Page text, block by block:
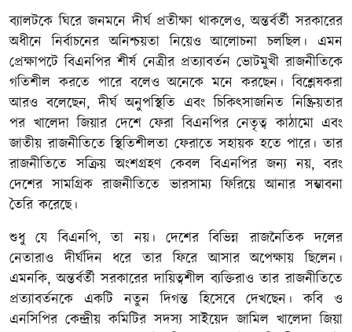
ব্যালটকে ঘিরে জনমনে দীর্ঘ প্রতীক্ষা থাকলেও, অন্তর্বর্তী সরকারের
অধীনে নির্বাচনের অনিশ্চয়তা নিয়েও আলোচনা চলছিল। এমন
প্রেক্ষাপটে বিএনপির শীর্ষ নেত্রীর প্রত্যাবর্তন ভোটমুখী রাজনীতিকে
গতিশীল করতে পারে বলেও অনেকে মনে করছেন। বিশ্লেষকরা
আরও বলেছেন, দীর্ঘ অনুপস্থিতি এবং চিকিৎসাজনিত নিষ্ক্রিয়তার
পর খালেদা জিয়ার দেশে ফেরা বিএনপির নেতৃত্ব কাঠামো এবং
জাতীয় রাজনীতিতে স্থিতিশীলতা ফেরাতে সহায়ক হতে পারে। তার
রাজনীতিতে সক্রিয় অংশগ্রহণ কেবল বিএনপির জন্য নয়, বরং
দেশের সামগ্রিক রাজনীতিতে ভারসাম্য ফিরিয়ে আনার সম্ভাবনা
তৈরি করেছে।
শুধু যে বিএনপি, তা নয়। দেশের বিভিন্ন রাজনৈতিক দলের
নেতারাও দীর্ঘদিন ধরে তার ফিরে আসার অপেক্ষায় ছিলেন।
এমনকি, অন্তর্বর্তী সরকারের দায়িত্বশীল ব্যক্তিরাও তার রাজনীতিতে
প্রত্যাবর্তনকে একটি নতুন দিগন্ত হিসেবে দেখছেন। কবি ও
এনসিপির কেন্দ্রীয় কমিটির সদস্য সাইয়েদ জামিল খালেদা জিয়া